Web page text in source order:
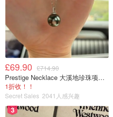
£69.90 £714.90
Prestige Necklace 大溪地珍珠项链 10-11mm
1折收！！
Secret Sales 2041人感兴趣
3